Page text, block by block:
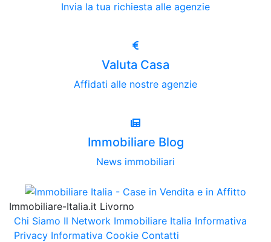
Invia la tua richiesta alle agenzie
Valuta Casa
Affidati alle nostre agenzie
Immobiliare Blog
News immobiliari
Immobiliare-Italia.it Livorno
Chi Siamo Il Network Immobiliare Italia Informativa
Privacy Informativa Cookie Contatti